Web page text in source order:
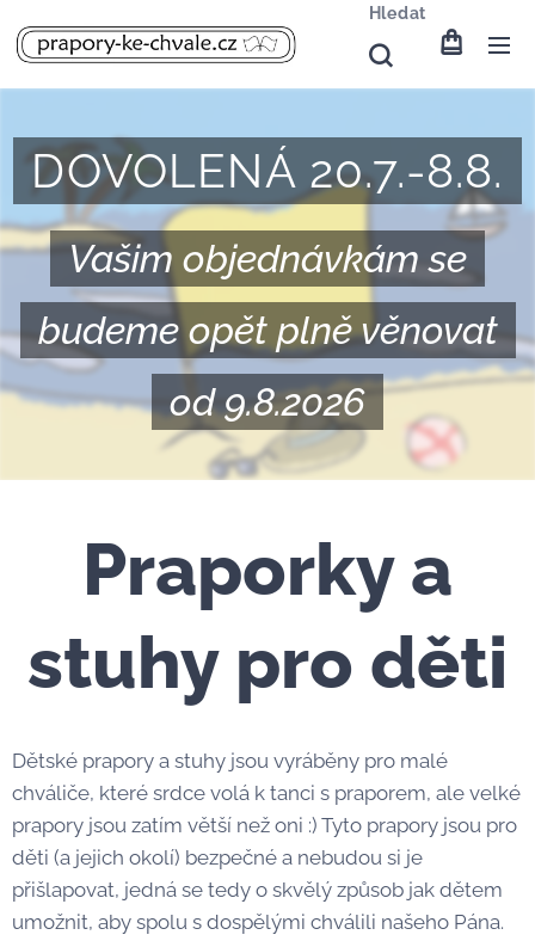
Hledat
DOVOLENÁ 20.7.-8.8.
Vašim objednávkám se
budeme opět plně věnovat
od 9.8.2026
Praporky a
stuhy pro děti
Dětské prapory a stuhy jsou vyráběny pro malé
chváliče, které srdce volá k tanci s praporem, ale velké
prapory jsou zatím větší než oni :) Tyto prapory jsou pro
děti (a jejich okolí) bezpečné a nebudou si je
přišlapovat, jedná se tedy o skvělý způsob jak dětem
umožnit, aby spolu s dospělými chválili našeho Pána.